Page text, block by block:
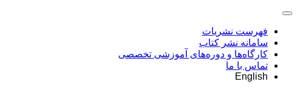
فهرست نشریات
سامانه نشر کتاب
کارگاه‌ها و دوره‌های آموزشی تخصصی
تماس با ما
English